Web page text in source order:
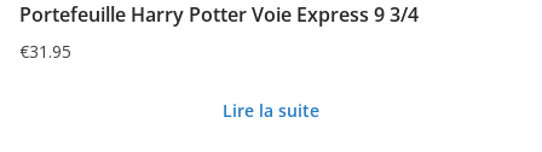
Portefeuille Harry Potter Voie Express 9 3/4
€31.95
Lire la suite